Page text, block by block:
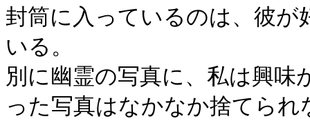
封筒に入っているのは、彼
いる。
別に幽霊の写真に、私は興
った写真はなかなか捨てられ